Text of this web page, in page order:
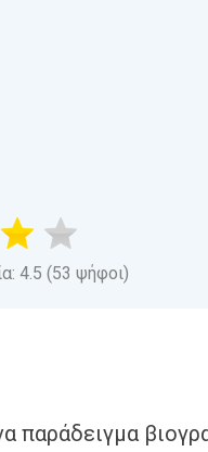
4.5 (53 ψήφοι)
παράδειγμα